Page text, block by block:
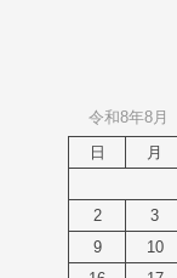
令和8年8月
日
月
2
3
9
10